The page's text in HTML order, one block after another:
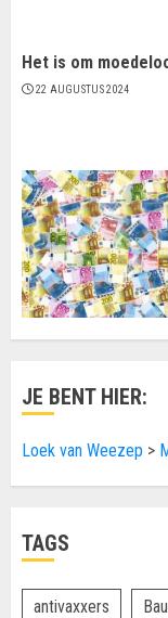
Het is om
22 AUGUSTUS 2024
JE BENT HIER:
Loek van Weezep >
TAGS
antivaxxers